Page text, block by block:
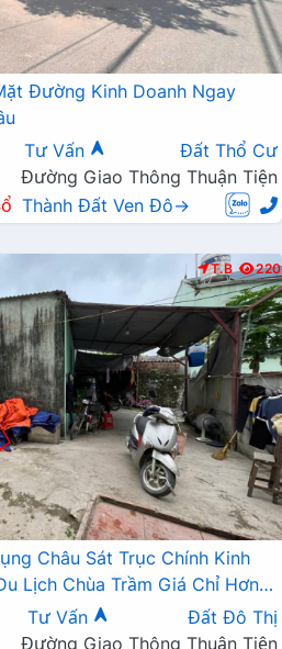
Đường Kinh Doanh Ngay
Tư Vấn
Đất Thổ Cư
Đường Giao Thông Thuận Tiện
Thành Đất Ven Đô→
T.B 220
Châu Sát Trục Chính Kinh
Lịch Chùa Trầm Giá Chỉ Hơn 2
Tư Vấn
Đất Đô Thị
Đường Giao Thông Thuận Tiện